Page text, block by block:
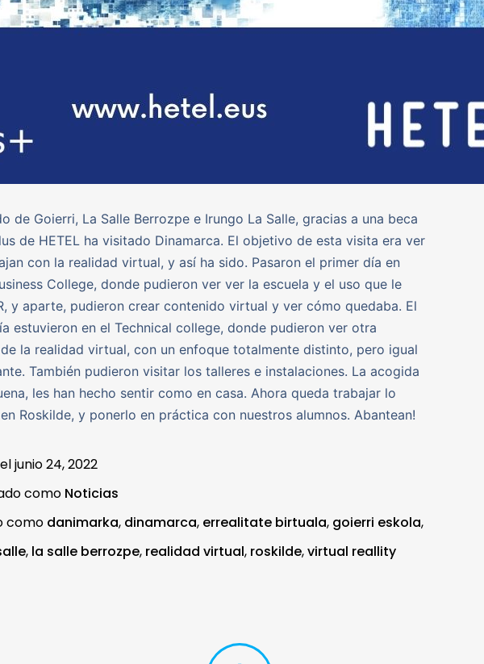
de Goierri, La Salle Berrozpe e Irungo La Salle, gracias a una beca
de HETEL ha visitado Dinamarca. El objetivo de esta visita era ver
con la realidad virtual, y así ha sido. Pasaron el primer día en
College, donde pudieron ver ver la escuela y el uso que le
y aparte, pudieron crear contenido virtual y ver cómo quedaba. El
estuvieron en el Technical college, donde pudieron ver otra
la realidad virtual, con un enfoque totalmente distinto, pero igual
También pudieron visitar los talleres e instalaciones. La acogida
les han hecho sentir como en casa. Ahora queda trabajar lo
Roskilde, y ponerlo en práctica con nuestros alumnos. Abantean!
junio 24, 2022
como Noticias
como danimarka, dinamarca, errealitate birtuala, goierri eskola,
, la salle berrozpe, realidad virtual, roskilde,virtual reallity